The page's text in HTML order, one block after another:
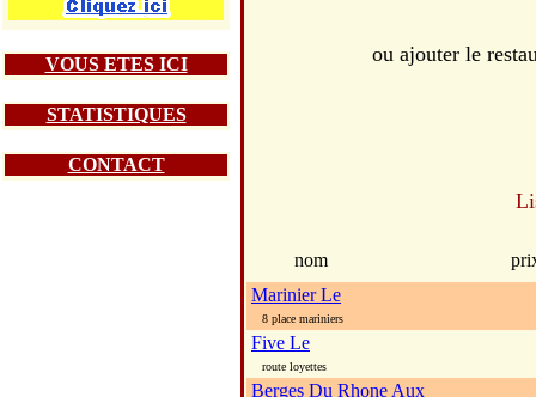
VOUS ETES ICI
STATISTIQUES
CONTACT
ou ajouter le
nom
Marinier Le
8 place mariniers
Five Le
route loyettes
Berges Du Rhone Aux